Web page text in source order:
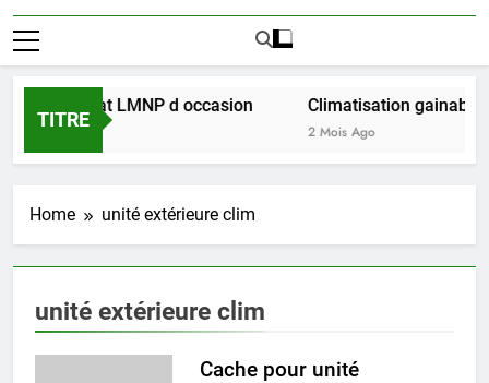
TITRE
l achat LMNP d occasion Climatisation gainable
2 Mois Ago
Home unité extérieure clim
unité extérieure clim
Cache pour unité